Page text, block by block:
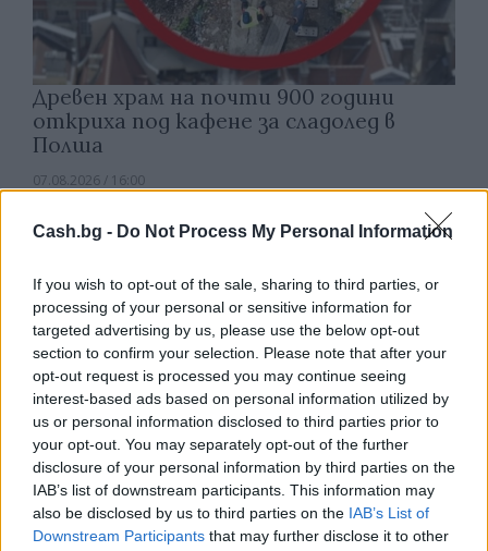
Cash.bg - Do Not Process My Personal Information
If you wish to opt-out of the sale, sharing to third parties, or
processing of your personal or sensitive information for
targeted advertising by us, please use the below opt-out
section to confirm your selection. Please note that after your
opt-out request is processed you may continue seeing
interest-based ads based on personal information utilized by
us or personal information disclosed to third parties prior to
your opt-out. You may separately opt-out of the further
disclosure of your personal information by third parties on the
IAB’s list of downstream participants. This information may
also be disclosed by us to third parties on the IAB’s List of
Downstream Participants that may further disclose it to other
Древен храм на почти 900 години
откриха под кафене за сладолед в
Полша
07.08.2026 / 16:00
Изкуствен интелект за първи път
създаде нови жизнеспособни вируси